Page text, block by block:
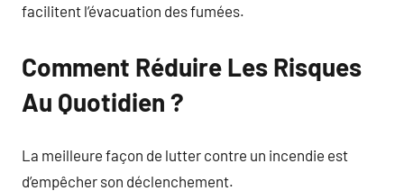
facilitent l’évacuation des fumées.
Comment Réduire Les Risques
Au Quotidien ?
La meilleure façon de lutter contre un incendie est
d’empêcher son déclenchement.